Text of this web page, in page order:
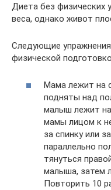
Диета без физических
веса, однако живот
Следующие
физической
Мама лежит на
подняты над
малыш лежит на
мамы лицом к
за спинку или
параллельно
тянуться
малыша, затем
Повторить 10